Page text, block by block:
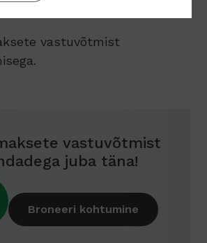
vastuvõtmist
vastuvõtmist
juba täna!
Broneeri kohtumine